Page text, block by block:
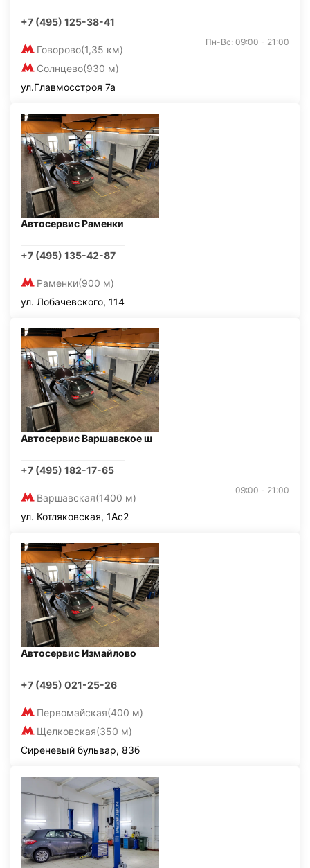
+7 (495) 125-38-41
Говорово(1,35 км)
Солнцево(930 м)
Пн-Вс: 09:00 - 21:00
ул.Главмосстроя 7а
Автосервис Раменки
+7 (495) 135-42-87
Раменки(900 м)
ул. Лобачевского, 114
Автосервис Варшавское ш
+7 (495) 182-17-65
Варшавская(1400 м)
09:00 - 21:00
ул. Котляковская, 1Ас2
Автосервис Измайлово
+7 (495) 021-25-26
Первомайская(400 м)
Щелковская(350 м)
Сиреневый бульвар, 83б